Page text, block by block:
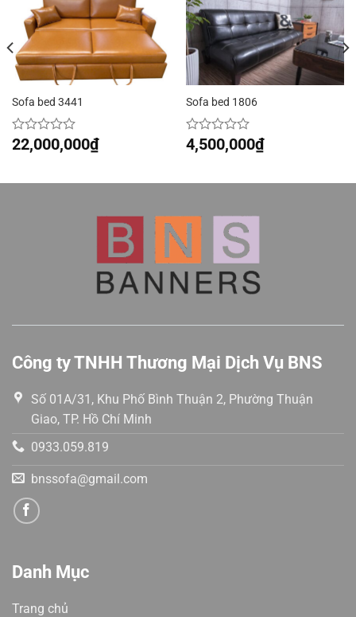
Sofa bed 3441
Được
xếp
0
22,000,000₫
Sofa bed 1806
Được
xếp
0
4,500,000₫
Công ty TNHH Thương Mại Dịch Vụ BNS
Số 01A/31, Khu Phố Bình Thuận 2, Phường Thuận
Giao, TP. Hồ Chí Minh
0933.059.819
bnssofa@gmail.com
Danh Mục
Trang chủ